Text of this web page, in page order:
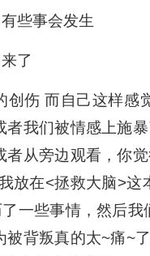
些事会发生
了
伤 而自己这样感
我们被情感上施
从旁边观看，你
放在<拯救大脑>
一些事情，然后
背叛真的太~痛~